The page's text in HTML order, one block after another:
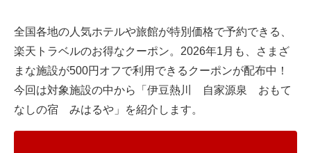
全国各地の人気ホテルや旅館が特別価格で予約できる、
楽天トラベルのお得なクーポン。2026年1月も、さまざ
まな施設が500円オフで利用できるクーポンが配布中！
今回は対象施設の中から「伊豆熱川 自家源泉 おもて
なしの宿 みはるや」を紹介します。